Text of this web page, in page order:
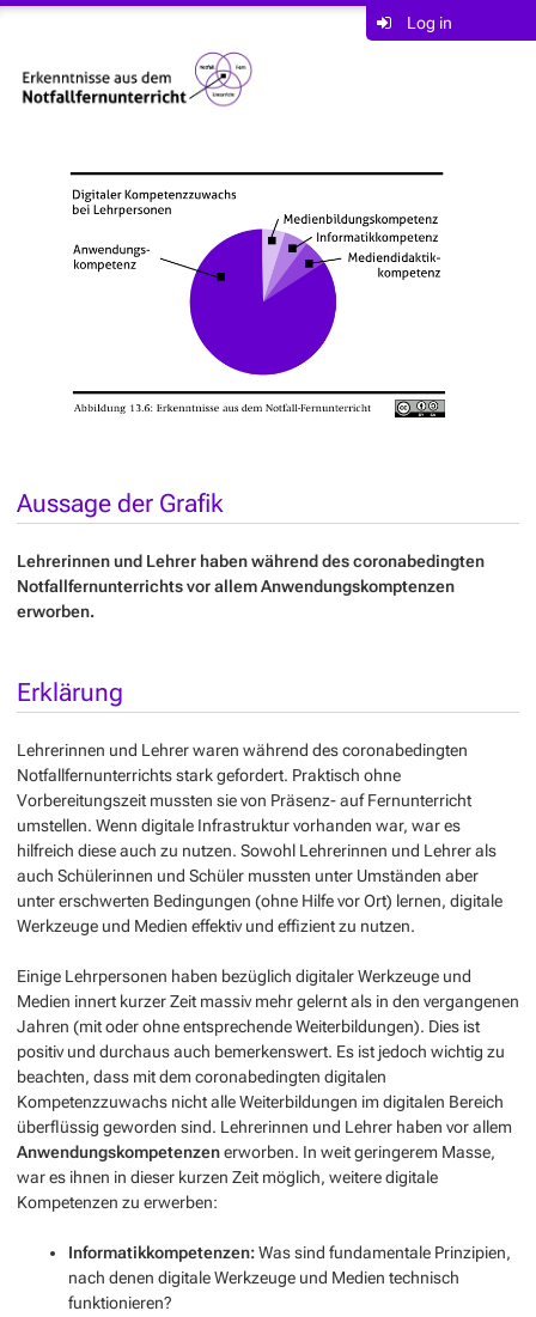
Log in
Aussage der Grafik
Lehrerinnen und Lehrer haben während des coronabedingten
Notfallfernunterrichts vor allem Anwendungskomptenzen
erworben.
Erklärung
Lehrerinnen und Lehrer waren während des coronabedingten
Notfallfernunterrichts stark gefordert. Praktisch ohne
Vorbereitungszeit mussten sie von Präsenz- auf Fernunterricht
umstellen. Wenn digitale Infrastruktur vorhanden war, war es
hilfreich diese auch zu nutzen. Sowohl Lehrerinnen und Lehrer als
auch Schülerinnen und Schüler mussten unter Umständen aber
unter erschwerten Bedingungen (ohne Hilfe vor Ort) lernen, digitale
Werkzeuge und Medien effektiv und effizient zu nutzen.
Einige Lehrpersonen haben bezüglich digitaler Werkzeuge und
Medien innert kurzer Zeit massiv mehr gelernt als in den vergangenen
Jahren (mit oder ohne entsprechende Weiterbildungen). Dies ist
positiv und durchaus auch bemerkenswert. Es ist jedoch wichtig zu
beachten, dass mit dem coronabedingten digitalen
Kompetenzzuwachs nicht alle Weiterbildungen im digitalen Bereich
überflüssig geworden sind. Lehrerinnen und Lehrer haben vor allem
Anwendungskompetenzenerworben. In weit geringerem Masse,
war es ihnen in dieser kurzen Zeit möglich, weitere digitale
Kompetenzen zu erwerben:
Informatikkompetenzen:Was sind fundamentale Prinzipien,
nach denen digitale Werkzeuge und Medien technisch
funktionieren?